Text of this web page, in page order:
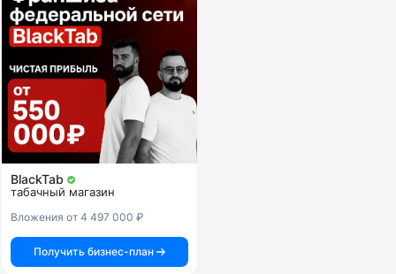
BlackTab
табачный магазин
Вложения от 4 497 000 ₽
Получить бизнес-план